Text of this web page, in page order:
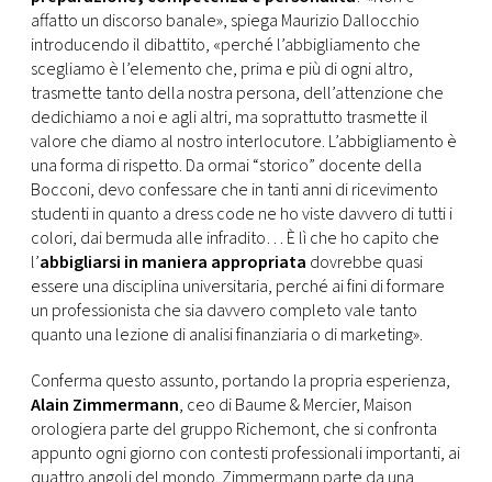
affatto un discorso banale», spiega Maurizio Dallocchio
introducendo il dibattito, «perché l’abbigliamento che
scegliamo è l’elemento che, prima e più di ogni altro,
trasmette tanto della nostra persona, dell’attenzione che
dedichiamo a noi e agli altri, ma soprattutto trasmette il
valore che diamo al nostro interlocutore. L’abbigliamento è
una forma di rispetto. Da ormai “storico” docente della
Bocconi, devo confessare che in tanti anni di ricevimento
studenti in quanto a dress code ne ho viste davvero di tutti i
colori, dai bermuda alle infradito… È lì che ho capito che
l’abbigliarsi in maniera appropriata dovrebbe quasi
essere una disciplina universitaria, perché ai fini di formare
un professionista che sia davvero completo vale tanto
quanto una lezione di analisi finanziaria o di marketing».
Conferma questo assunto, portando la propria esperienza,
Alain Zimmermann, ceo di Baume & Mercier, Maison
orologiera parte del gruppo Richemont, che si confronta
appunto ogni giorno con contesti professionali importanti, ai